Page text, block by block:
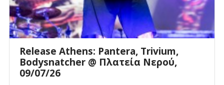
Release Athens: Pantera, Trivium,
Bodysnatcher @ Πλατεία Νερού,
09/07/26